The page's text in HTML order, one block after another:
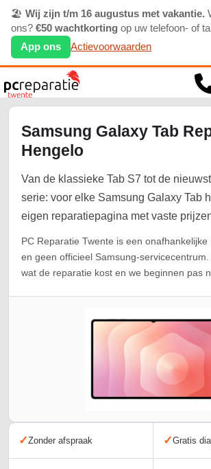
🏖️ Wij zijn t/m 16 augustus met vakantie.
ons? €50 wachtkorting op uw telefoon- of
App ons
Actievoorwaarden
Samsung Galaxy Tab
Hengelo
Van de klassieke Tab S7 tot de
serie: voor elke Samsung Galaxy Tab
eigen reparatiepagina met vaste
PC Reparatie Twente is een
en geen officieel Samsung-
wat de reparatie kost en we beginnen pas
✓Zonder afspraak ✓Gratis